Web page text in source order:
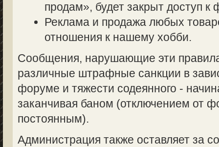
продам», будет закрыт доступ к
Реклама и продажа любых
отношения к нашему хобби.
Сообщения, нарушающие эти
различные штрафные санкции в
форуме и тяжести содеянного -
заканчивая баном (отключением от
постоянным).
Администрация также оставляет за